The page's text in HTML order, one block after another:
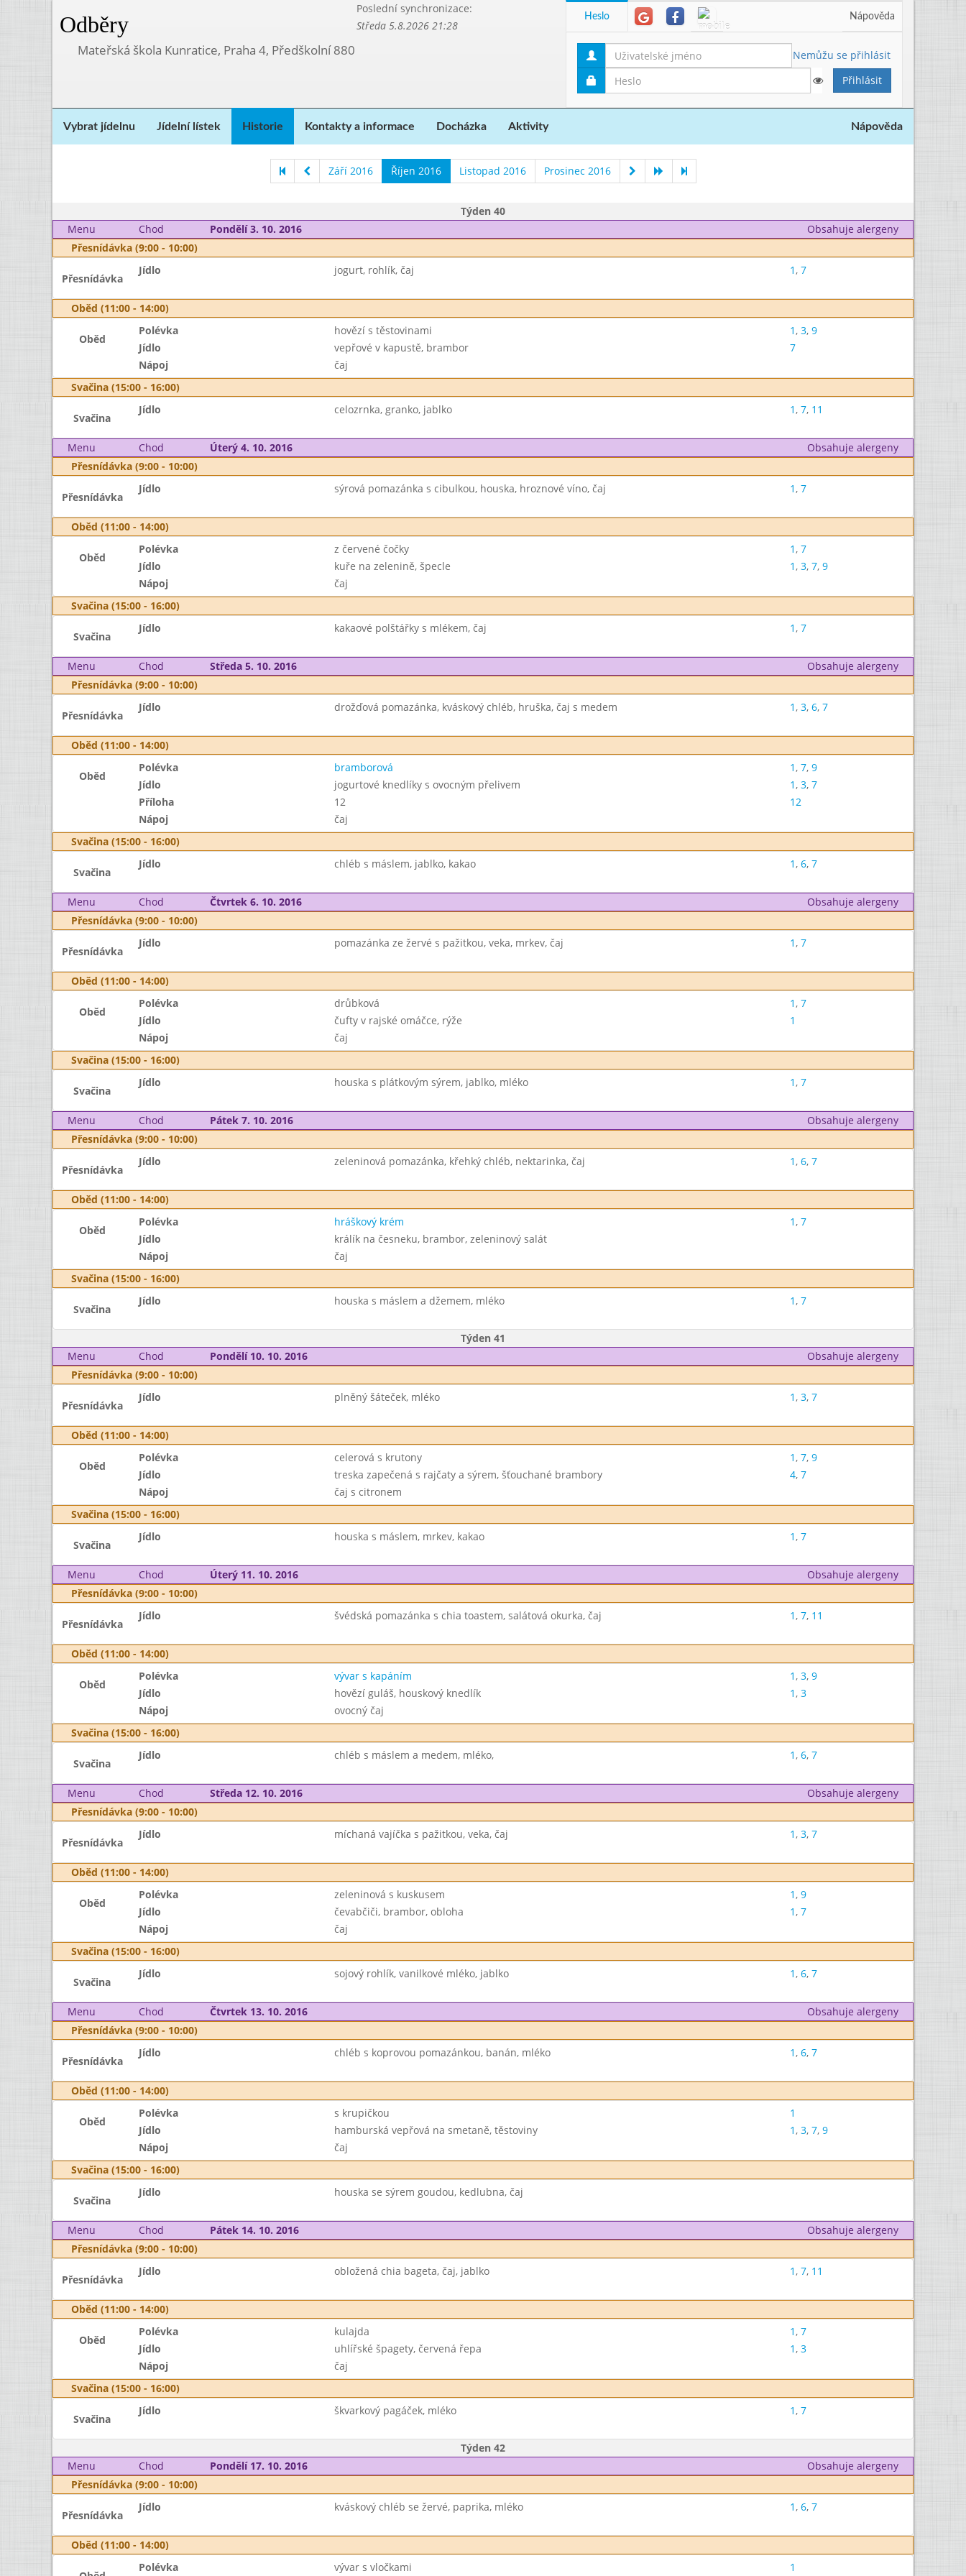
Odběry
Poslední synchronizace:
Středa 5.8.2026 21:28
Mateřská škola Kunratice, Praha 4, Předškolní 880
Heslo Nápověda
Nemůžu se přihlásit
Vybrat jídelnu Jídelní lístek Historie Kontakty a informace Docházka Aktivity Nápověda
Září 2016 Říjen 2016 Listopad 2016 Prosinec 2016
Týden 40
Menu
Chod Pondělí 3. 10. 2016
Obsahuje alergeny
Přesnídávka (9:00 - 10:00)
Přesnídávka
Jídlo jogurt, rohlík, čaj 1, 7
Oběd (11:00 - 14:00)
Oběd
Polévka hovězí s těstovinami 1, 3, 9
Jídlo
vepřové v kapustě, brambor
7
Nápoj
čaj
Svačina (15:00 - 16:00)
Svačina
Jídlo celozrnka, granko, jablko 1, 7, 11
Menu Chod Úterý 4. 10. 2016
Obsahuje alergeny
Přesnídávka (9:00 - 10:00)
Přesnídávka
Jídlo sýrová pomazánka s cibulkou, houska, hroznové víno, čaj 1, 7
Oběd (11:00 - 14:00)
Oběd
Polévka z červené čočky 1, 7
Jídlo
kuře na zelenině, špecle 1, 3, 7, 9
Nápoj
čaj
Svačina (15:00 - 16:00)
Svačina
Jídlo kakaové polštářky s mlékem, čaj 1, 7
Menu Chod Středa 5. 10. 2016
Obsahuje alergeny
Přesnídávka (9:00 - 10:00)
Přesnídávka
Jídlo drožďová pomazánka, kváskový chléb, hruška, čaj s medem 1, 3, 6, 7
Oběd (11:00 - 14:00)
Oběd
Polévka bramborová 1, 7, 9
Jídlo
jogurtové knedlíky s ovocným přelivem 1, 3, 7
Příloha
12
12
Nápoj
čaj
Svačina (15:00 - 16:00)
Svačina
Jídlo chléb s máslem, jablko, kakao 1, 6, 7
Menu Chod Čtvrtek 6. 10. 2016
Obsahuje alergeny
Přesnídávka (9:00 - 10:00)
Přesnídávka
Jídlo pomazánka ze žervé s pažitkou, veka, mrkev, čaj 1, 7
Oběd (11:00 - 14:00)
Oběd
Polévka drůbková 1, 7
Jídlo
čufty v rajské omáčce, rýže
1
Nápoj
čaj
Svačina (15:00 - 16:00)
Svačina
Jídlo houska s plátkovým sýrem, jablko, mléko 1, 7
Menu Chod Pátek 7. 10. 2016
Obsahuje alergeny
Přesnídávka (9:00 - 10:00)
Přesnídávka
Jídlo zeleninová pomazánka, křehký chléb, nektarinka, čaj 1, 6, 7
Oběd (11:00 - 14:00)
Oběd
Polévka hráškový krém 1, 7
Jídlo
králík na česneku, brambor, zeleninový salát
Nápoj
čaj
Svačina (15:00 - 16:00)
Svačina
Jídlo houska s máslem a džemem, mléko 1, 7
Týden 41
Menu
Chod Pondělí 10. 10. 2016
Obsahuje alergeny
Přesnídávka (9:00 - 10:00)
Přesnídávka
Jídlo plněný šáteček, mléko 1, 3, 7
Oběd (11:00 - 14:00)
Oběd
Polévka celerová s krutony 1, 7, 9
Jídlo
treska zapečená s rajčaty a sýrem, šťouchané brambory 4, 7
Nápoj
čaj s citronem
Svačina (15:00 - 16:00)
Svačina
Jídlo houska s máslem, mrkev, kakao 1, 7
Menu Chod Úterý 11. 10. 2016
Obsahuje alergeny
Přesnídávka (9:00 - 10:00)
Přesnídávka
Jídlo švédská pomazánka s chia toastem, salátová okurka, čaj 1, 7, 11
Oběd (11:00 - 14:00)
Oběd
Polévka vývar s kapáním 1, 3, 9
Jídlo
hovězí guláš, houskový knedlík 1, 3
Nápoj
ovocný čaj
Svačina (15:00 - 16:00)
Svačina
Jídlo chléb s máslem a medem, mléko, 1, 6, 7
Menu Chod Středa 12. 10. 2016
Obsahuje alergeny
Přesnídávka (9:00 - 10:00)
Přesnídávka
Jídlo míchaná vajíčka s pažitkou, veka, čaj 1, 3, 7
Oběd (11:00 - 14:00)
Oběd
Polévka zeleninová s kuskusem 1, 9
Jídlo
čevabčiči, brambor, obloha 1, 7
Nápoj
čaj
Svačina (15:00 - 16:00)
Svačina
Jídlo sojový rohlík, vanilkové mléko, jablko 1, 6, 7
Menu Chod Čtvrtek 13. 10. 2016
Obsahuje alergeny
Přesnídávka (9:00 - 10:00)
Přesnídávka
Jídlo chléb s koprovou pomazánkou, banán, mléko 1, 6, 7
Oběd (11:00 - 14:00)
Oběd
Polévka s krupičkou
1
Jídlo
hamburská vepřová na smetaně, těstoviny 1, 3, 7, 9
Nápoj
čaj
Svačina (15:00 - 16:00)
Svačina
Jídlo houska se sýrem goudou, kedlubna, čaj
Menu Chod Pátek 14. 10. 2016
Obsahuje alergeny
Přesnídávka (9:00 - 10:00)
Přesnídávka
Jídlo obložená chia bageta, čaj, jablko 1, 7, 11
Oběd (11:00 - 14:00)
Oběd
Polévka kulajda 1, 7
Jídlo
uhlířské špagety, červená řepa 1, 3
Nápoj
čaj
Svačina (15:00 - 16:00)
Svačina
Jídlo škvarkový pagáček, mléko 1, 7
Týden 42
Menu
Chod Pondělí 17. 10. 2016
Obsahuje alergeny
Přesnídávka (9:00 - 10:00)
Přesnídávka
Jídlo kváskový chléb se žervé, paprika, mléko 1, 6, 7
Oběd (11:00 - 14:00)
Polévka vývar s vločkami 1